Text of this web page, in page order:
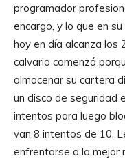
programador
encargo, y lo que en
hoy en día alcanza los
calvario comenzó
almacenar su cartera
un disco de seguridad
intentos para luego
van 8 intentos de 10.
enfrentarse a la mejor